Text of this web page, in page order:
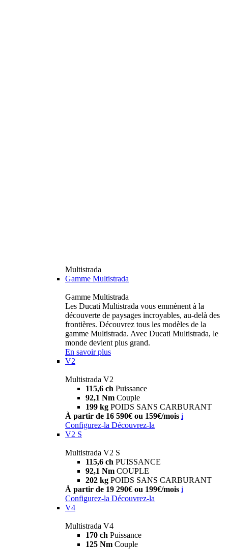
Multistrada
Gamme Multistrada
Gamme Multistrada
Les Ducati Multistrada vous emmènent à la
découverte de paysages incroyables, au-delà des
frontières. Découvrez tous les modèles de la
gamme Multistrada. Avec Ducati Multistrada, le
monde devient plus grand.
En savoir plus
V2
Multistrada V2
115,6 ch Puissance
92,1 Nm Couple
199 kg POIDS SANS CARBURANT
À partir de 16 590€ ou 159€/mois i
Configurez-la Découvrez-la
V2 S
Multistrada V2 S
115,6 ch PUISSANCE
92,1 Nm COUPLE
202 kg POIDS SANS CARBURANT
À partir de 19 290€ ou 199€/mois i
Configurez-la Découvrez-la
V4
Multistrada V4
170 ch Puissance
125 Nm Couple